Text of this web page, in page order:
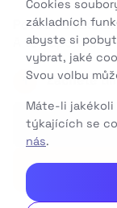
Poté za
A to napořád.
1 Začněte
Cookies
základních
abyste si
vybrat, jaké
Svou volbu
Máte-li jakékoli
týkajících se
nás.